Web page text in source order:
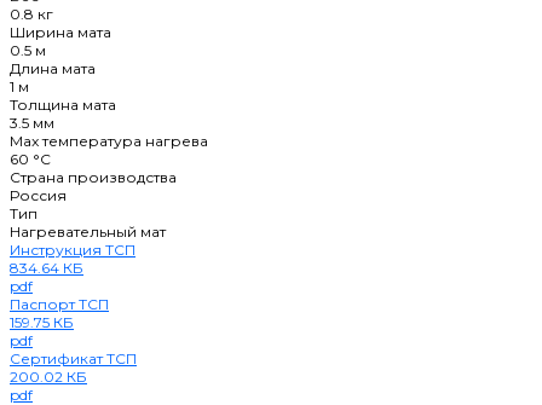
0.8 кг
Ширина мата
0.5 м
Длина мата
1 м
Толщина мата
3.5 мм
Max температура нагрева
60 °С
Страна производства
Россия
Тип
Нагревательный мат
Инструкция ТСП
834.64 КБ
pdf
Паспорт ТСП
159.75 КБ
pdf
Сертификат ТСП
200.02 КБ
pdf